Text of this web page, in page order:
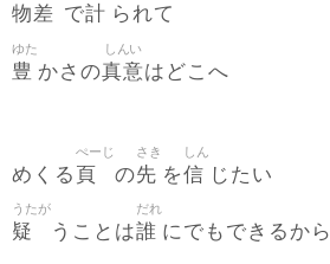
物差 で計 られて
豊
ゆた
かさの真意
しんい
はどこへ
めくる 頁
ぺーじ
の先
さき
を信
しん
じたい
疑
うたが
うことは誰
だれ
にでもできるから